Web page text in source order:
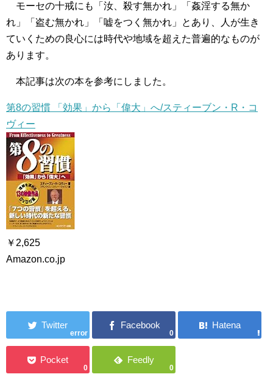
モーセの十戒にも「汝、殺す無かれ」「姦淫する無か
れ」「盗む無かれ」「嘘をつく無かれ」とあり、人が生き
ていくための良心には時代や地域を超えた普遍的なものが
あります。
本記事は次の本を参考にしました。
第8の習慣 「効果」から「偉大」へ/スティーブン・R・コ
ヴィー
￥2,625
Amazon.co.jp
error 0
0 0